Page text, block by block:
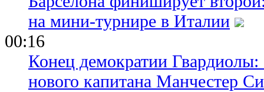
на мини-турнире в Италии
00:16
Конец демократии
нового капитана Манчестер